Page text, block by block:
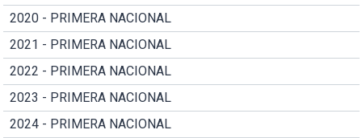
2020 - PRIMERA NACIONAL
2021 - PRIMERA NACIONAL
2022 - PRIMERA NACIONAL
2023 - PRIMERA NACIONAL
2024 - PRIMERA NACIONAL